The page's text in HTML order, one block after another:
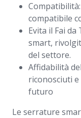
compatibile
Evita il Fai
smart,
del settore.
Affidabilità
riconosciuti
futuro
Le serrature